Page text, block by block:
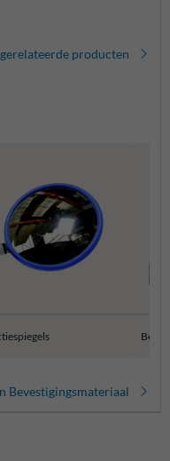
producten
Bevestigingsmateriaal